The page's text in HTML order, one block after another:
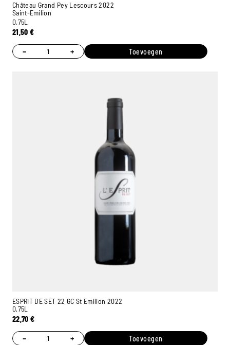
Château Grand Pey Lescours 2022
Saint-Emilion
0,75L
21,50€
− + Toevoegen
ESPRIT DE SET 22 GC St Emilion 2022
0,75L
22,70€
− + Toevoegen